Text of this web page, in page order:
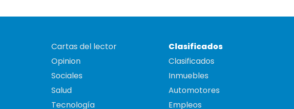
Cartas del lector
Opinion
Sociales
Salud
Tecnología
Clasificados
Clasificados
Inmuebles
Automotores
Empleos